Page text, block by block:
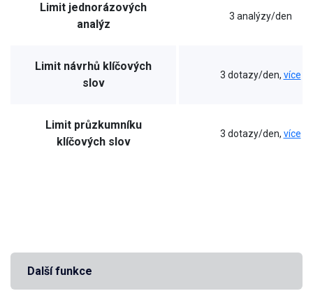
Limit jednorázových
analýz
3 analýzy/den
Limit návrhů klíčových
slov
3 dotazy/den, více
Limit průzkumníku
klíčových slov
3 dotazy/den, více
Další funkce